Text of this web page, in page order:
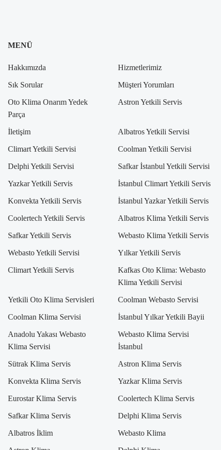
MENÜ
Hakkımızda Hizmetlerimiz
Sık Sorular Müşteri Yorumları
Oto Klima Onarım Yedek
Parça
Astron Yetkili Servis
İletişim Albatros Yetkili Servisi
Climart Yetkili Servisi Coolman Yetkili Servisi
Delphi Yetkili Servisi Safkar İstanbul Yetkili Servisi
Yazkar Yetkili Servis İstanbul Climart Yetkili Servis
Konvekta Yetkili Servis İstanbul Yazkar Yetkili Servis
Coolertech Yetkili Servis Albatros Klima Yetkili Servis
Safkar Yetkili Servis Webasto Klima Yetkili Servis
Webasto Yetkili Servisi Yılkar Yetkili Servis
Climart Yetkili Servis
Kafkas Oto Klima: Webasto
Klima Yetkili Servisi
Yetkili Oto Klima Servisleri Coolman Webasto Servisi
Coolman Klima Servisi İstanbul Yılkar Yetkili Bayii
Anadolu Yakası Webasto
Klima Servisi
Webasto Klima Servisi
İstanbul
Sütrak Klima Servis Astron Klima Servis
Konvekta Klima Servis Yazkar Klima Servis
Eurostar Klima Servis Coolertech Klima Servis
Safkar Klima Servis Delphi Klima Servis
Albatros İklim Webasto Klima